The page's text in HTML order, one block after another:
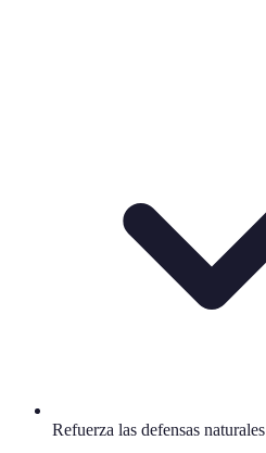
Refuerza las defensas naturales